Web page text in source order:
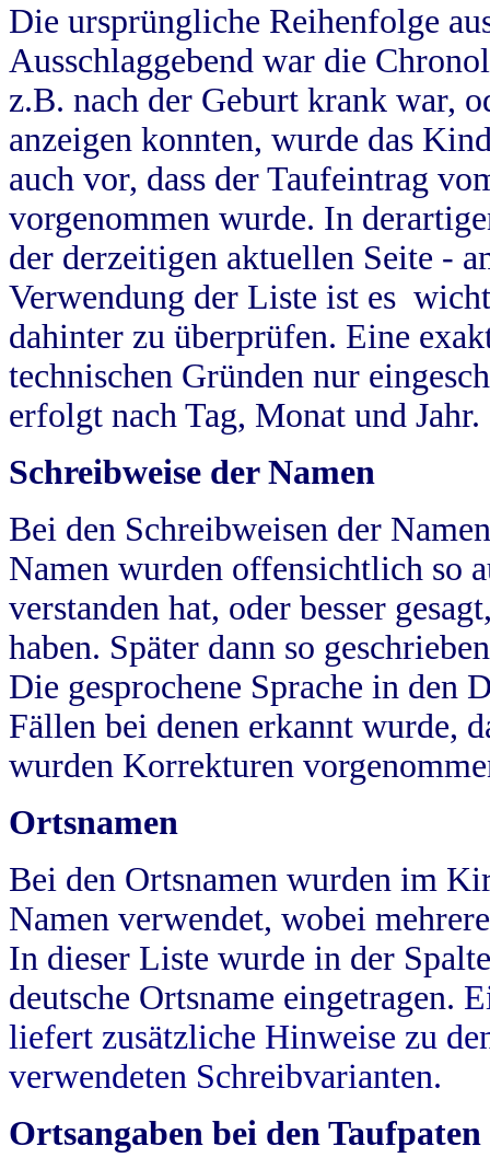
Die ursprüngliche Reihenfolge
Ausschlaggebend war die
z.B. nach der Geburt krank war,
anzeigen konnten, wurde das
auch vor, dass der Taufeintrag
vorgenommen wurde. In
der derzeitigen aktuellen Seite -
Verwendung der Liste ist es
dahinter zu überprüfen. Eine
technischen Gründen nur
erfolgt nach Tag, Monat und Jahr.
Schreibweise der Namen
Bei den Schreibweisen der
Namen wurden offensichtlich so
verstanden hat, oder besser
haben. Später dann so
Die gesprochene Sprache in
Fällen bei denen erkannt wurde,
wurden Korrekturen
Ortsnamen
Bei den Ortsnamen wurden im
Namen verwendet, wobei
In dieser Liste wurde in der
deutsche Ortsname eingetragen.
liefert zusätzliche Hinweise zu
verwendeten Schreibvarianten.
Ortsangaben bei den Taufpaten